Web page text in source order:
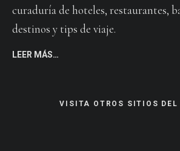
curaduría de hoteles, restaurantes,
destinos y tips de viaje.
LEER MÁS…
VISITA OTROS SITIOS DEL